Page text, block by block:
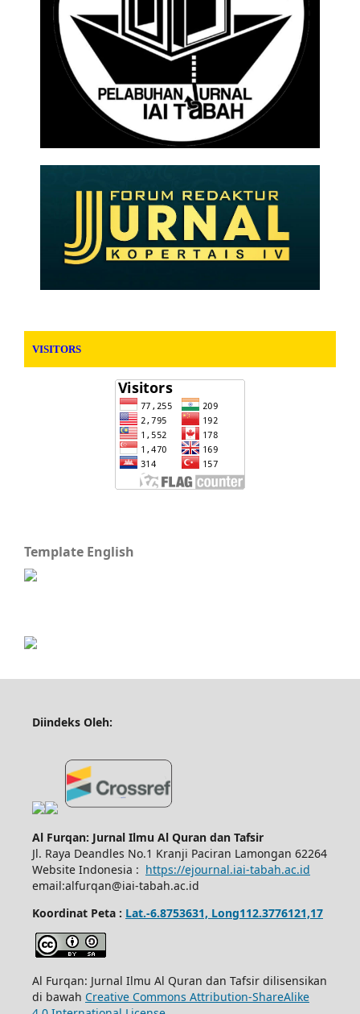
VISITORS
Template English
Diindeks Oleh:
Al Furqan: Jurnal Ilmu Al Quran dan Tafsir
Jl. Raya Deandles No.1 Kranji Paciran Lamongan 62264
Website Indonesia : https://ejournal.iai-tabah.ac.id
email:alfurqan@iai-tabah.ac.id
Koordinat Peta : Lat.-6.8753631, Long112.3776121,17
Al Furqan: Jurnal Ilmu Al Quran dan Tafsir dilisensikan
di bawah Creative Commons Attribution-ShareAlike